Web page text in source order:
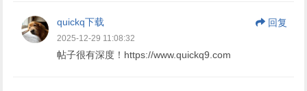
quickq下载 回复
2025-12-29 11:08:32
帖子很有深度！https://www.quickq9.com